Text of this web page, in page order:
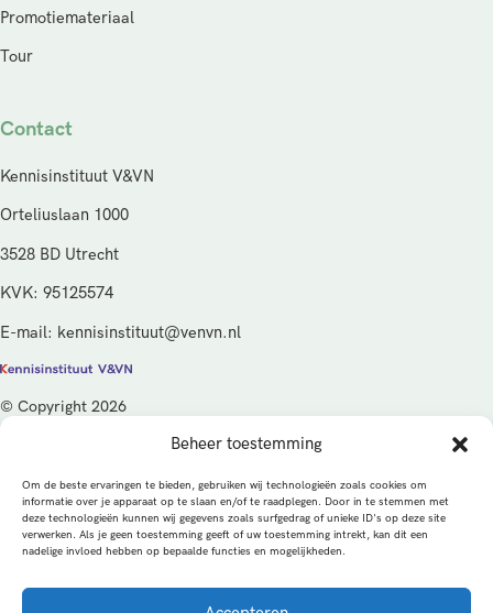
Beheer toestemming
Om de beste ervaringen te bieden, gebruiken wij technologieën zoals cookies om
informatie over je apparaat op te slaan en/of te raadplegen. Door in te stemmen met
deze technologieën kunnen wij gegevens zoals surfgedrag of unieke ID's op deze site
verwerken. Als je geen toestemming geeft of uw toestemming intrekt, kan dit een
nadelige invloed hebben op bepaalde functies en mogelijkheden.
Promotiemateriaal
Tour
Contact
Kennisinstituut V&VN
Orteliuslaan 1000
3528 BD Utrecht
KVK: 95125574
E-mail: kennisinstituut@venvn.nl
© Copyright 2026
De activiteiten van het Kennisinstituut V&VN worden gefinancierd
vanuit de kwaliteitsgelden van het ministerie van Volksgezondheid,
Welzijn en Sport (VWS), beheerd door ZonMw.
PrivacybeleidCookiesAlgemene voorwaarden